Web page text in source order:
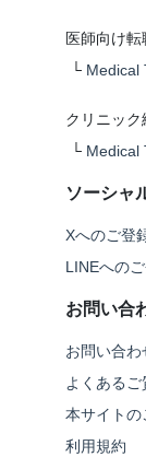
医師向け転
└ Medical
クリニック
└ Medical
ソーシャ
Xへのご登
LINEへの
お問い合
お問い合わ
よくある
本サイトの
利用規約